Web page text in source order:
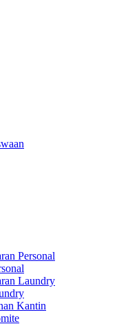
Personal
Laundry
Kantin